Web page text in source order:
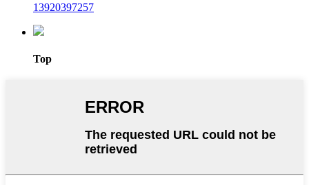
13920397257
Top